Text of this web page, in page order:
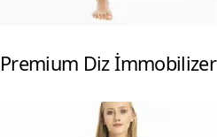
Premium Diz İmmobilizer